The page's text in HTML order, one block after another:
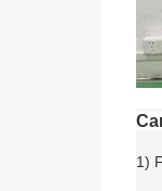
1)